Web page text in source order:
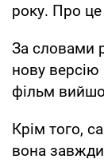
року. Про
За словами
нову версію
фільм
Крім того,
вона